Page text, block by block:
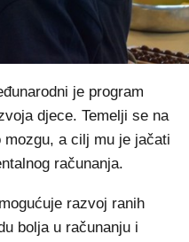
je program
djece. Temelji se na
a cilj mu je jačati
računanja.
razvoj ranih
bolja u računanju i